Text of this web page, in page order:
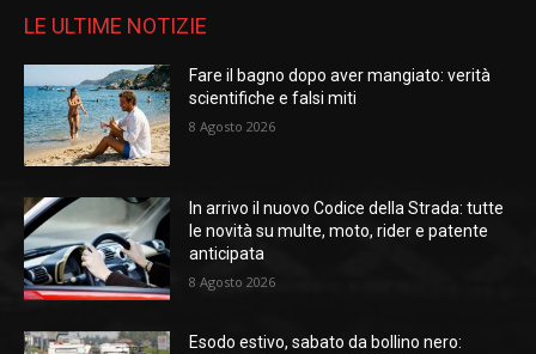
LE ULTIME NOTIZIE
Fare il bagno dopo aver mangiato: verità
scientifiche e falsi miti
8 Agosto 2026
In arrivo il nuovo Codice della Strada: tutte
le novità su multe, moto, rider e patente
anticipata
8 Agosto 2026
Esodo estivo, sabato da bollino nero: